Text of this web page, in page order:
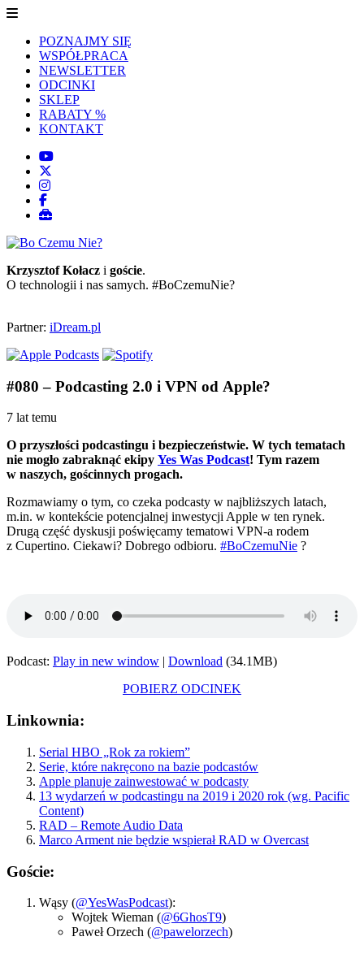
POZNAJMY SIĘ
WSPÓŁPRACA
NEWSLETTER
ODCINKI
SKLEP
RABATY %
KONTAKT
Krzysztof Kołacz i goście.
O technologii i nas samych. #BoCzemuNie?
Partner: iDream.pl
#080 – Podcasting 2.0 i VPN od Apple?
7 lat temu
O przyszłości podcastingu i bezpieczeństwie. W tych tematach
nie mogło zabraknąć ekipy Yes Was Podcast! Tym razem
w naszych, gościnnych progach.
Rozmawiamy o tym, co czeka podcasty w najbliższych latach,
m.in. w kontekście potencjalnej inwestycji Apple w ten rynek.
Drugą część dyskusji poświęcamy tematowi VPN-a rodem
z Cupertino. Ciekawi? Dobrego odbioru. #BoCzemuNie ?
Podcast: Play in new window | Download (34.1MB)
POBIERZ ODCINEK
Linkownia:
Serial HBO „Rok za rokiem”
Serie, które nakręcono na bazie podcastów
Apple planuje zainwestować w podcasty
13 wydarzeń w podcastingu na 2019 i 2020 rok (wg. Pacific
Content)
RAD – Remote Audio Data
Marco Arment nie będzie wspierał RAD w Overcast
Goście:
Wąsy (@YesWasPodcast):
Wojtek Wieman (@6GhosT9)
Paweł Orzech (@pawelorzech)